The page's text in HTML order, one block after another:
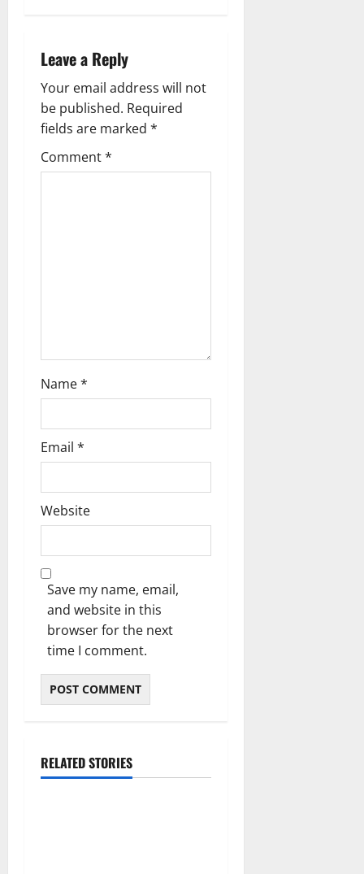
v
i
g
a
Leave a Reply
Your email address will not
be published. Required
fields are marked *
Comment*
Name*
Email *
Website
Save my name, email,
and website in this
browser for the next
time I comment.
RELATED STORIES
ಮಂಗಳೂರು